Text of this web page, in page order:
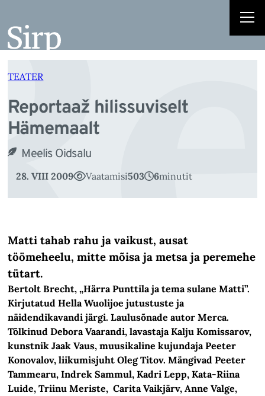
juurde
TEATER
Reportaaž hilissuviselt
Hämemaalt
Meelis Oidsalu
28. VIII 2009 Vaatamisi503 6minutit
Matti tahab rahu ja vaikust, ausat
töömeheelu, mitte mõisa ja metsa ja peremehe
tütart.
Bertolt Brecht, „Härra Punttila ja tema sulane Matti”.
Kirjutatud Hella Wuolijoe jutustuste ja
näidendikavandi järgi. Laulusõnade autor Merca.
Tõlkinud Debora Vaarandi, lavastaja Kalju Komissarov,
kunstnik Jaak Vaus, muusikaline kujundaja Peeter
Konovalov, liikumisjuht Oleg Titov. Mängivad Peeter
Tammearu, Indrek Sammul, Kadri Lepp, Kata-Riina
Luide, Triinu Meriste, Carita Vaikjärv, Anne Valge,